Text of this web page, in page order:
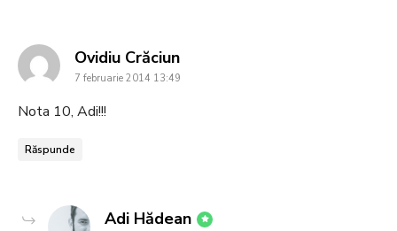
Ovidiu Crăciunsays:
7 februarie 2014 13:49
Nota 10, Adi!!!
Răspunde
Adi Hădean says: